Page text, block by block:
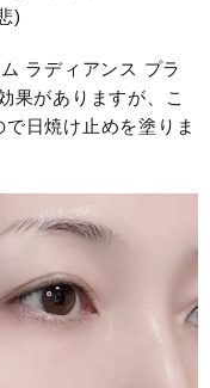
)
ラディアンス プラ
果がありますが、こ
日焼け止めを塗りま